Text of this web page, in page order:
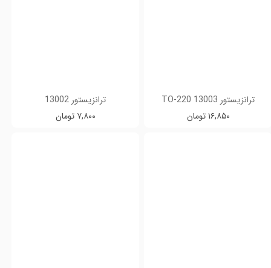
ترانزیستور 13003 TO-220
۱۶,۸۵۰ تومان
ترانزیستور 13002
۷,۸۰۰ تومان